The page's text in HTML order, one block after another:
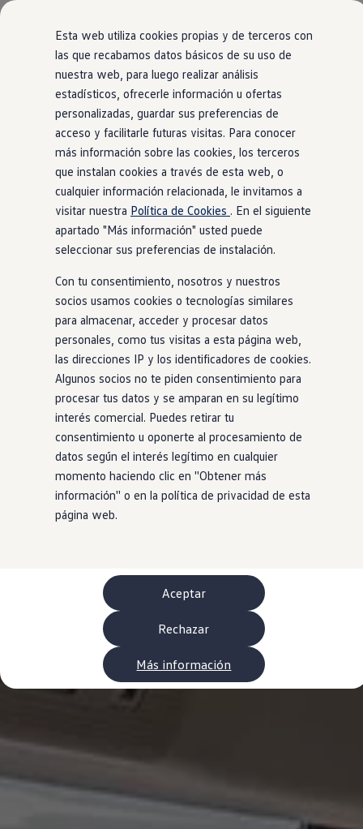
Esta web utiliza cookies propias y de terceros con
las que recabamos datos básicos de su uso de
nuestra web, para luego realizar análisis
estadísticos, ofrecerle información u ofertas
personalizadas, guardar sus preferencias de
acceso y facilitarle futuras visitas. Para conocer
más información sobre las cookies, los terceros
que instalan cookies a través de esta web, o
cualquier información relacionada, le invitamos a
visitar nuestra Política de Cookies . En el siguiente
apartado "Más información" usted puede
seleccionar sus preferencias de instalación.
Con tu consentimiento, nosotros y nuestros
socios usamos cookies o tecnologías similares
para almacenar, acceder y procesar datos
personales, como tus visitas a esta página web,
las direcciones IP y los identificadores de cookies.
Algunos socios no te piden consentimiento para
procesar tus datos y se amparan en su legítimo
interés comercial. Puedes retirar tu
consentimiento u oponerte al procesamiento de
datos según el interés legítimo en cualquier
momento haciendo clic en ''Obtener más
información'' o en la política de privacidad de esta
página web.
Aceptar
Rechazar
Más información
Ir
directamente
al contenido
Ir
directamente
al pie de
página
Nueva Caddy
Nueva Caddy Cargo
Nueva Caddy California
Nueva California
Configura tu Volkswagen
Volkswagen de Ocasión
Ofertas y promociones
Vehículos de ocasión
Renueva tu Volkswagen
Financiación Volkswagen
Concursos Volkswagen Comerciales
Movilidad Eléctrica
Vehículos eléctricos disponibles
Vehículos híbridos enchufables
Clientes
Actualiza tu vehículo gratis
Accessorios
Información útil
Viajar en coche
WLTP
Guía de mantenimiento
Servicio de mantenimiento Volkswagen
Neumáticos
Garantía Volkswagen
Piezas
Aceite y líquidos
Customized-Solution portal
myVolkswagen
Cita taller
Conectividad
California App
Volkswagen Connect Shop
Mundo Camper
Volkswagen California
Volkswagen Grand California
Mundo Volkswagen
Sala de Prensa
Historia Volkswagen Canarias
Digital Showroom
Club Fidelización
Alquiler de furgonetas Xtravans
Blog